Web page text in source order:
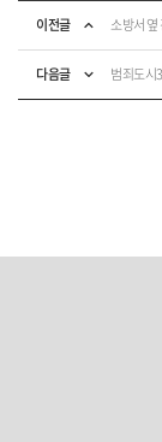
이전글 소방서 옆
다음글 범죄도시3